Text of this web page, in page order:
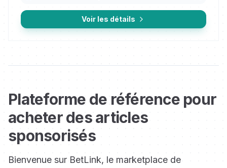
Voir les détails
Plateforme de référence pour
acheter des articles
sponsorisés
Bienvenue sur BetLink, le marketplace de